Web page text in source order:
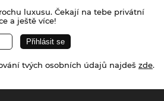
luxusu. Čekají na tebe privátní
a ještě více!
tvých osobních údajů najdeš zde.